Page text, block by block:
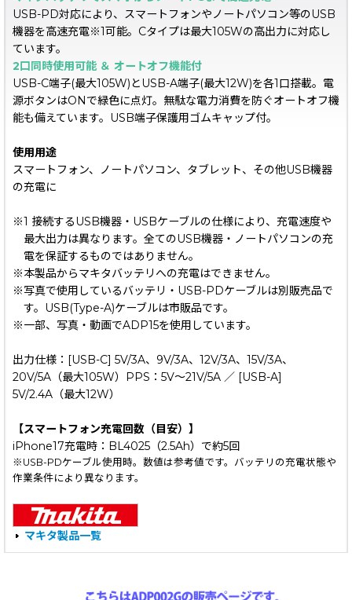
USB-PD対応により、スマートフォンやノートパソコン等のUSB
機器を高速充電※1可能。Cタイプは最大105Wの高出力に対応し
ています。
2口同時使用可能 ＆ オートオフ機能付
USB-C端子(最大105W)とUSB-A端子(最大12W)を各1口搭載。電
源ボタンはONで緑色に点灯。無駄な電力消費を防ぐオートオフ機
能も備えています。USB端子保護用ゴムキャップ付。
使用用途
スマートフォン、ノートパソコン、タブレット、その他USB機器
の充電に
※1 接続するUSB機器・USBケーブルの仕様により、充電速度や
最大出力は異なります。全てのUSB機器・ノートパソコンの充
電を保証するものではありません。
※本製品からマキタバッテリへの充電はできません。
※写真で使用しているバッテリ・USB-PDケーブルは別販売品で
す。USB(Type-A)ケーブルは市販品です。
※一部、写真・動画でADP15を使用しています。
出力仕様：[USB-C] 5V/3A、9V/3A、12V/3A、15V/3A、
20V/5A（最大105W）PPS：5V〜21V/5A ／ [USB-A]
5V/2.4A（最大12W）
【スマートフォン充電回数（目安）】
iPhone17充電時：BL4025（2.5Ah）で約5回
※USB-PDケーブル使用時。数値は参考値です。バッテリの充電状態や
作業条件により異なります。
マキタ製品一覧